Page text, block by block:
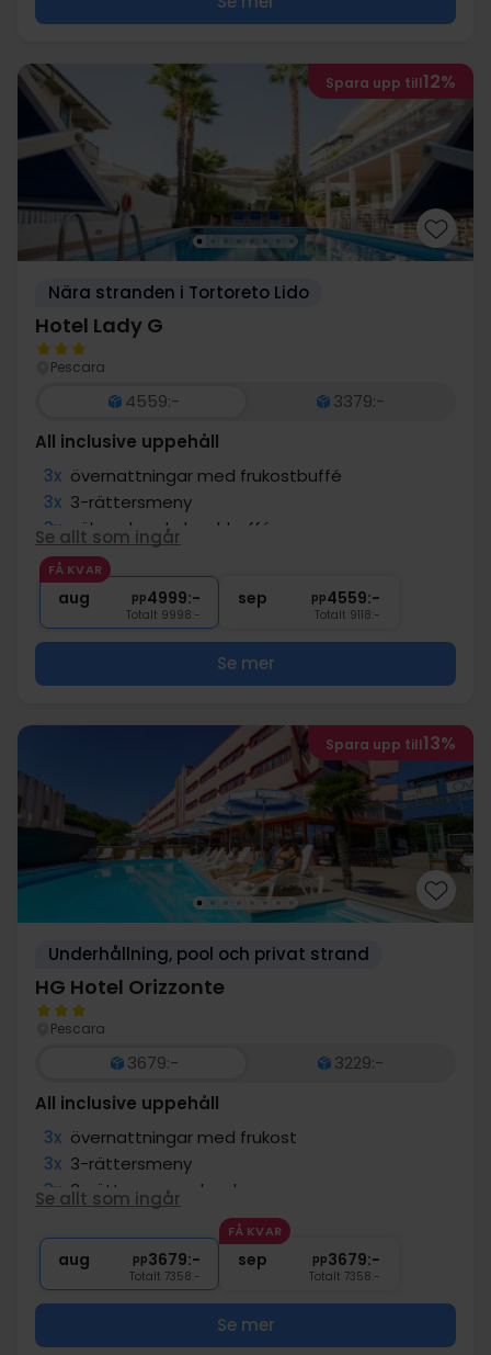
Spara upp till12%
Nära stranden i Tortoreto Lido
Hotel Lady G
Pescara
4559:-
3379:-
All inclusive uppehåll
3x övernattningar med frukostbuffé
3x 3-rättersmeny
3x välsmakande lunchbuffé
3x Dryck till måltiderna
3x Strandservice (paraply + solstol)
Se allt som ingår
FÅ KVAR
aug pp4999:-
Totalt 9998:-
sep pp4559:-
Totalt 9118:-
Se mer
Spara upp till13%
Underhållning, pool och privat strand
HG Hotel Orizzonte
Pescara
3679:-
3229:-
All inclusive uppehåll
3x övernattningar med frukost
3x 3-rättersmeny
3x 3-rätters meny lunch
Strandservice (paraply + solstol)
1x 1 välkomstdrink
Se allt som ingår
aug pp3679:-
Totalt 7358:-
FÅ KVAR
sep pp3679:-
Totalt 7358:-
Se mer